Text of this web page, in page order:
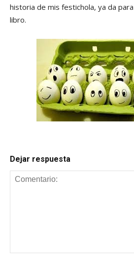
historia de mis festichola, ya da
libro.
Dejar respuesta